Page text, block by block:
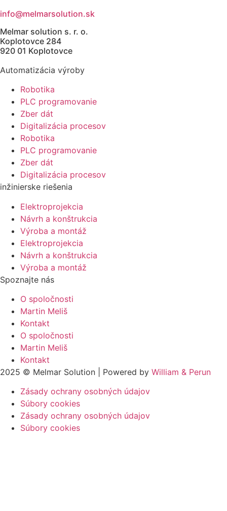
info@melmarsolution.sk
Melmar solution s. r. o.
Koplotovce 284
920 01 Koplotovce
Automatizácia výroby
Robotika
PLC programovanie
Zber dát
Digitalizácia procesov
Robotika
PLC programovanie
Zber dát
Digitalizácia procesov
inžinierske riešenia
Elektroprojekcia
Návrh a konštrukcia
Výroba a montáž
Elektroprojekcia
Návrh a konštrukcia
Výroba a montáž
Spoznajte nás
O spoločnosti
Martin Meliš
Kontakt
O spoločnosti
Martin Meliš
Kontakt
2025 © Melmar Solution | Powered by William & Perun
Zásady ochrany osobných údajov
Súbory cookies
Zásady ochrany osobných údajov
Súbory cookies